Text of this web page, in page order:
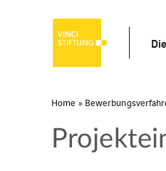
Home »